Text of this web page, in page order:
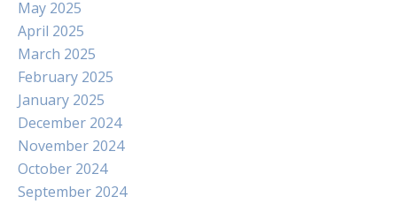
May 2025
April 2025
March 2025
February 2025
January 2025
December 2024
November 2024
October 2024
September 2024